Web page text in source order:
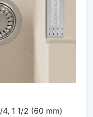
1 1/2 (60 mm)